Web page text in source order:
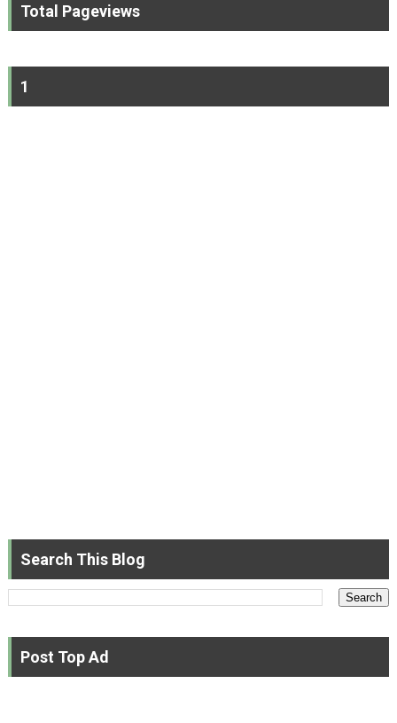
Total Pageviews
1
Search This Blog
Post Top Ad